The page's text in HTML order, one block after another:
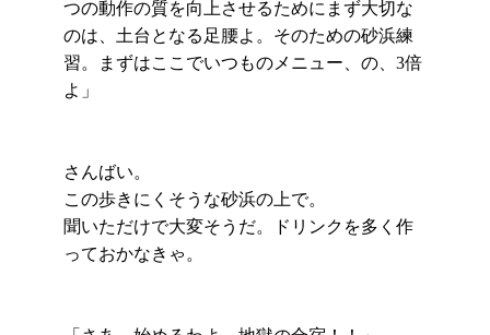
つの動作の質を向上させるためにまず大切な
のは、土台となる足腰よ。そのための砂浜練
習。まずはここでいつものメニュー、の、3倍
よ」
さんばい。
この歩きにくそうな砂浜の上で。
聞いただけで大変そうだ。ドリンクを多く作
っておかなきゃ。